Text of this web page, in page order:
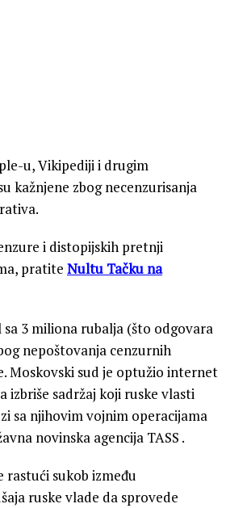
u, Vikipediji i drugim
kažnjene zbog necenzurisanja
i distopijskih pretnji
pratite Nultu Tačku na
sa 3 miliona rubalja (što odgovara
nepoštovanja cenzurnih
Moskovski sud je optužio internet
izbriše sadržaj koji ruske vlasti
sa njihovim vojnim operacijama
novinska agencija TASS .
sukob između
ruske vlade da sprovede